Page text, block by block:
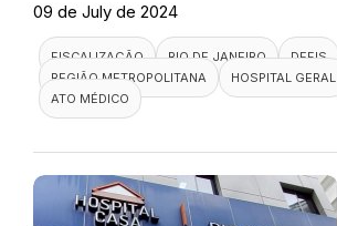
09 de July de 2024
FISCALIZAÇÃO RIO DE JANEIRO
DEFIS
REGIÃO METROPOLITANA
HOSPITAL GERAL
ATO MÉDICO